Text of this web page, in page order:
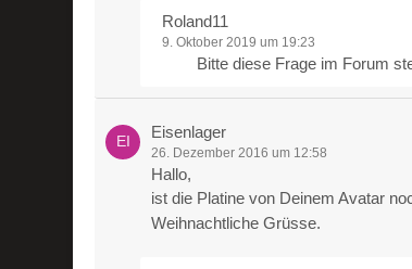
Roland11
9. Oktober 2019 um 19:23
Bitte diese Frage im Forum
Eisenlager
26. Dezember 2016 um 12:58
Hallo,
ist die Platine von Deinem Avatar
Weihnachtliche Grüsse.